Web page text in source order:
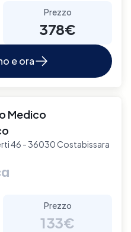
Prezzo
378€
e ora
Medico
46 - 36030 Costabissara
Prezzo
133€